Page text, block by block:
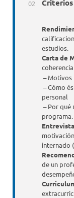
estudios.
Carta de
– Motivos
– Cómo
personal
– Por qué
programa.
internado
de un